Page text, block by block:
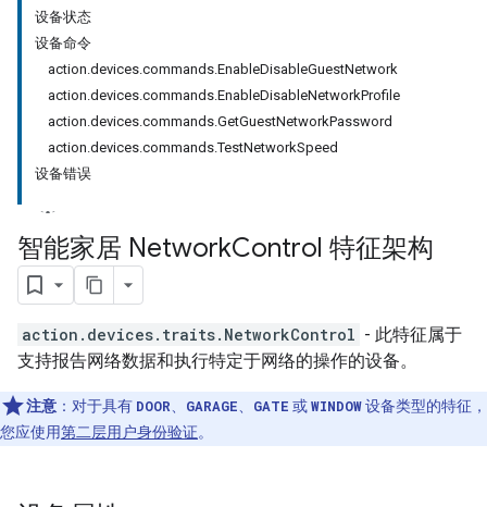
设备状态
设备命令
action.devices.commands.EnableDisableGuestNetwork
action.devices.commands.EnableDisableNetworkProfile
action.devices.commands.GetGuestNetworkPassword
action.devices.commands.TestNetworkSpeed
设备错误
智能家居 NetworkControl 特征架构
action.devices.traits.NetworkControl - 此特征属于
支持报告网络数据和执行特定于网络的操作的设备。
注意 ：对于具有 DOOR GARAGE GATE 或WINDOW设备类型的特征，
您应使用第二层用户身份验证。